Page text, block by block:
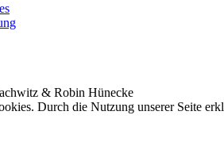
& Robin Hünecke
Durch die Nutzung unserer Seite